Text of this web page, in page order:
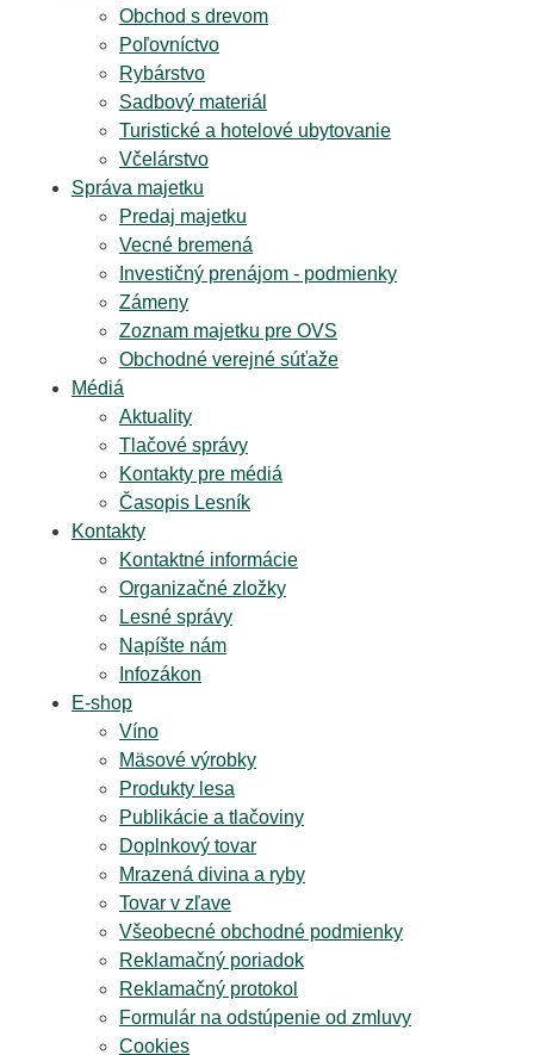
Obchod s drevom
Poľovníctvo
Rybárstvo
Sadbový materiál
Turistické a hotelové ubytovanie
Včelárstvo
Správa majetku
Predaj majetku
Vecné bremená
Investičný prenájom - podmienky
Zámeny
Zoznam majetku pre OVS
Obchodné verejné súťaže
Médiá
Aktuality
Tlačové správy
Kontakty pre médiá
Časopis Lesník
Kontakty
Kontaktné informácie
Organizačné zložky
Lesné správy
Napíšte nám
Infozákon
E-shop
Víno
Mäsové výrobky
Produkty lesa
Publikácie a tlačoviny
Doplnkový tovar
Mrazená divina a ryby
Tovar v zľave
Všeobecné obchodné podmienky
Reklamačný poriadok
Reklamačný protokol
Formulár na odstúpenie od zmluvy
Cookies